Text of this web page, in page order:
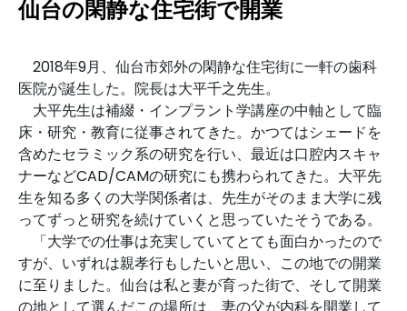
仙台の閑静な住宅街で開業
2018年9月、仙台市郊外の閑静な住宅街に一軒の歯科
医院が誕生した。院長は大平千之先生。
大平先生は補綴・インプラント学講座の中軸として臨
床・研究・教育に従事されてきた。かつてはシェードを
含めたセラミック系の研究を行い、最近は口腔内スキャ
ナーなどCAD/CAMの研究にも携わられてきた。大平先
生を知る多くの大学関係者は、先生がそのまま大学に残
ってずっと研究を続けていくと思っていたそうである。
「大学での仕事は充実していてとても面白かったので
すが、いずれは親孝行もしたいと思い、この地での開業
に至りました。仙台は私と妻が育った街で、そして開業